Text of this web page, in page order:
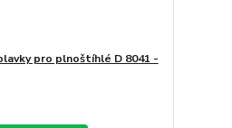
pro plnoštíhlé D 8041 -